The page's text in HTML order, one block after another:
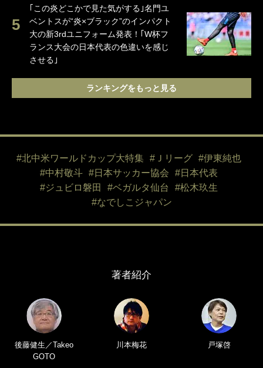
｢この炎どこかで見た気がする｣名門ユ
ベントスが“炎×ブラック”のインパクト
大の新3rdユニフォーム発表！｢W杯フ
ランス大会の日本代表の色違いを感じ
させる｣
ランキングをもっと見る
#北中米ワールドカップ大特集 #Ｊリーグ
#伊東純也
#中村敬斗
#日本サッカー協会
#日本代表
#ジュビロ磐田
#ベガルタ仙台
#松木玖生
#なでしこジャパン
著者紹介
後藤健生／Takeo
GOTO
川本梅花 戸塚啓